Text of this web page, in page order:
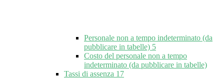
Personale non a tempo indeterminato (da
pubblicare in tabelle) 5
Costo del personale non a tempo
indeterminato (da pubblicare in tabelle)
Tassi di assenza 17